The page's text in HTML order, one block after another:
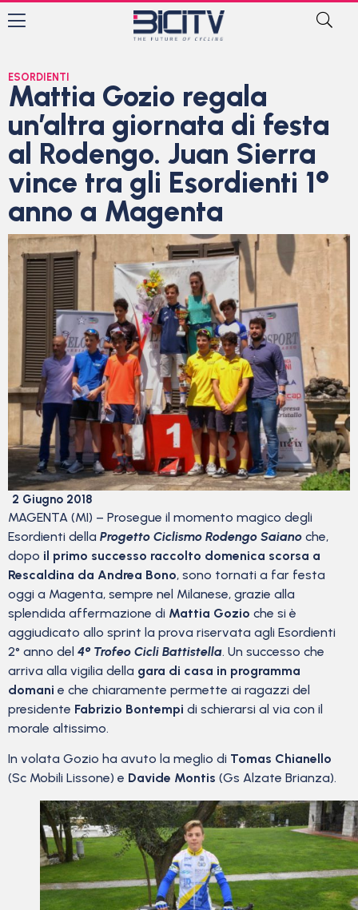
ESORDIENTI
Mattia Gozio regala
un’altra giornata di festa
al Rodengo. Juan Sierra
vince tra gli Esordienti 1°
anno a Magenta
2 Giugno 2018
MAGENTA (MI) – Prosegue il momento magico degli
Esordienti della Progetto Ciclismo Rodengo Saiano che,
dopo il primo successo raccolto domenica scorsa a
Rescaldina da Andrea Bono, sono tornati a far festa
oggi a Magenta, sempre nel Milanese, grazie alla
splendida affermazione di Mattia Gozio che si è
aggiudicato allo sprint la prova riservata agli Esordienti
2° anno del 4° Trofeo Cicli Battistella. Un successo che
arriva alla vigilia della gara di casa in programma
domani e che chiaramente permette ai ragazzi del
presidente Fabrizio Bontempi di schierarsi al via con il
morale altissimo.
In volata Gozio ha avuto la meglio di Tomas Chianello
(Sc Mobili Lissone) e Davide Montis (Gs Alzate Brianza).